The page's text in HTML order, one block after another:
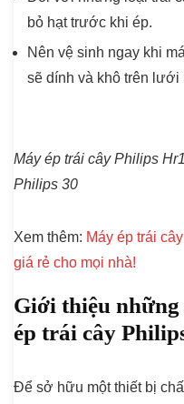
bỏ hạt trước khi ép.
Nên vệ sinh ngay khi
sẽ dính và khô trên lưới
Máy ép trái cây Philips
Philips 30
Xem thêm: Máy ép trái
giá rẻ cho mọi nhà!
Giới thiệu
ép trái cây
Để sở hữu một thiết bị